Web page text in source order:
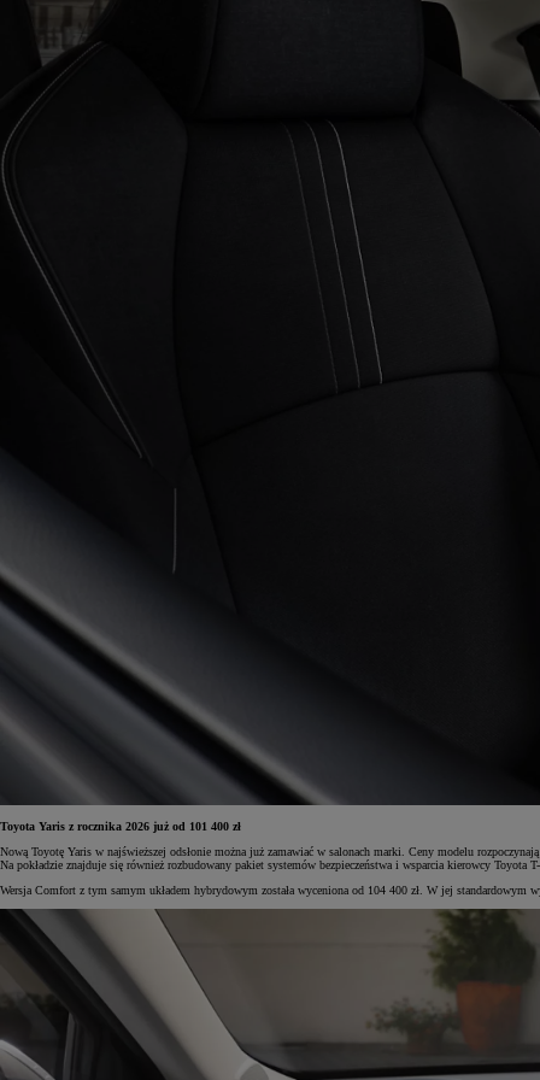
Od
105 300 zł
Corolla Hatchback
Toyota Yaris z rocznika 2026 już od 101 400 zł
Nową Toyotę Yaris w najświeższej odsłonie można już zamawiać w salonach marki. Ceny modelu
Na pokładzie znajduje się również rozbudowany pakiet systemów bezpieczeństwa i wsparcia kierowcy
Wersja Comfort z tym samym układem hybrydowym została wyceniona od 104 400 zł. W jej